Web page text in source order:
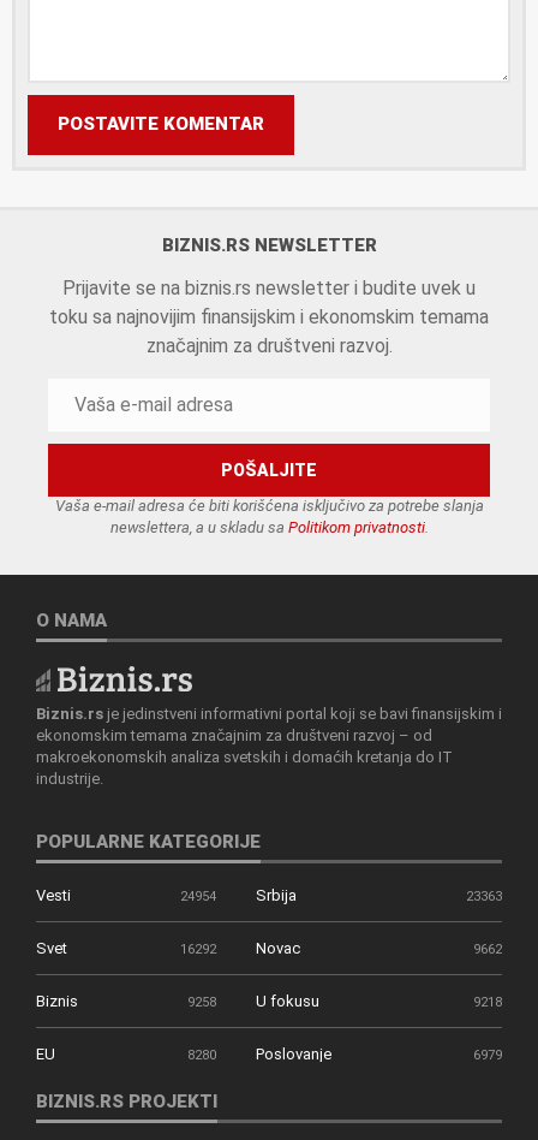
POSTAVITE KOMENTAR
BIZNIS.RS NEWSLETTER
Prijavite se na biznis.rs newsletter i budite uvek u
toku sa najnovijim finansijskim i ekonomskim temama
značajnim za društveni razvoj.
Vaša e-mail adresa će biti korišćena isključivo za potrebe slanja
newslettera, a u skladu sa Politikom privatnosti.
O NAMA
Biznis.rs je jedinstveni informativni portal koji se bavi finansijskim i
ekonomskim temama značajnim za društveni razvoj – od
makroekonomskih analiza svetskih i domaćih kretanja do IT
industrije.
POPULARNE KATEGORIJE
Vesti 24954 Srbija 23363
Svet 16292 Novac 9662
Biznis 9258 U fokusu 9218
EU 8280 Poslovanje 6979
BIZNIS.RS PROJEKTI